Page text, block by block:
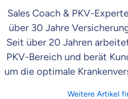
Sales Coach & PKV-
über 30 Jahre
Seit über 20 Jahren
PKV-Bereich und berät
um die optimale
Weitere Artikel